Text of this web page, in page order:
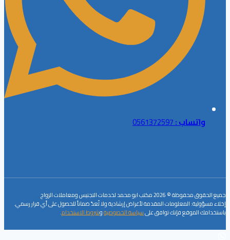
واتساب :0561372597
جميع الحقوق محفوظة © 2026 مكتب ابو محمد لخدمات التجنيس ومعاملات الزواج
إخلاء مسؤولية: المعلومات المقدمة لأغراض إرشادية ولا تُعدّ ضماناً للحصول على أي قرار رسمي.
باستخدامك الموقع فإنك توافق علىسياسة الخصوصيةوشروط الاستخدام.